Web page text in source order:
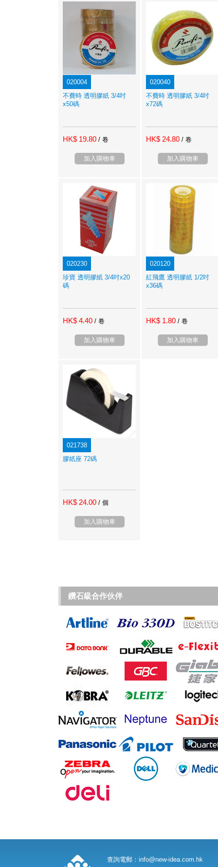
020004
不費時 透明膠紙 3/4吋
x50碼
HK$ 19.80 / 卷
加入購物車
020040
不費時 透明膠紙 3/4吋
x72碼
HK$ 24.80 / 卷
加入購物車
020230
珍寶 透明膠紙 3/4吋x20
碼
HK$ 4.40 / 卷
加入購物車
020120
紅飛鷹 透明膠紙 1/2吋
x36碼
HK$ 1.80 / 卷
加入購物車
021738
膠紙座 72碼
HK$ 24.00 / 個
加入購物車
鑽石級合作伙伴
查詢電郵： info@new-idea.com.hk